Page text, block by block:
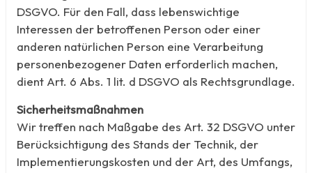
DSGVO. Für den Fall, dass lebenswichtige
Interessen der betroffenen Person oder einer
anderen natürlichen Person eine Verarbeitung
personenbezogener Daten erforderlich machen,
dient Art. 6 Abs. 1 lit. d DSGVO als Rechtsgrundlage.
Sicherheitsmaßnahmen
Wir treffen nach Maßgabe des Art. 32 DSGVO unter
Berücksichtigung des Stands der Technik, der
Implementierungskosten und der Art, des Umfangs,